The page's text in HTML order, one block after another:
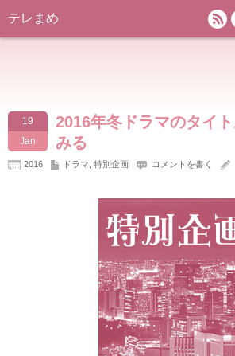
テレまめ
19
Jan
2016年冬ドラマのタイ
みる
2016 ドラマ 特別企画 コメントを書く